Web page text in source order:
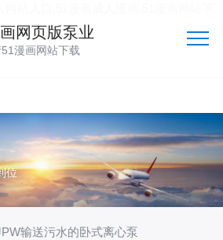
画网页版泵业
漫画网站下载
位
输送污水的卧式离心泵